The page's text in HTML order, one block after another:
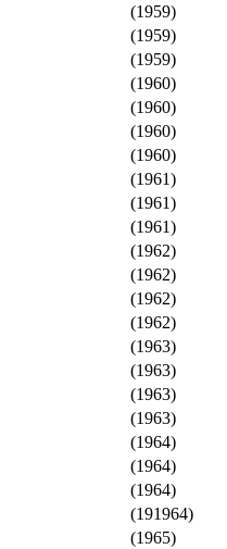
(1959)
(1959)
(1959)
(1960)
(1960)
(1960)
(1960)
(1961)
(1961)
(1961)
(1962)
(1962)
(1962)
(1962)
(1963)
(1963)
(1963)
(1963)
(1964)
(1964)
(1964)
(191964)
(1965)